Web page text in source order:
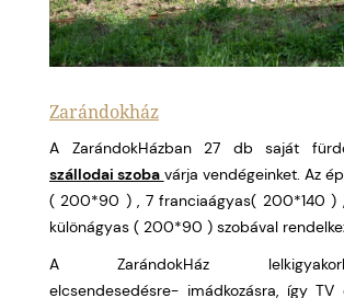
Zarándokház
A ZarándokHázban 27 db saját
szállodai szoba várja vendégeinket. Az
( 200*90 ) , 7 franciaágyas( 200*140 )
különágyas ( 200*90 ) szobával
A ZarándokHáz
elcsendesedésre- imádkozásra, így TV